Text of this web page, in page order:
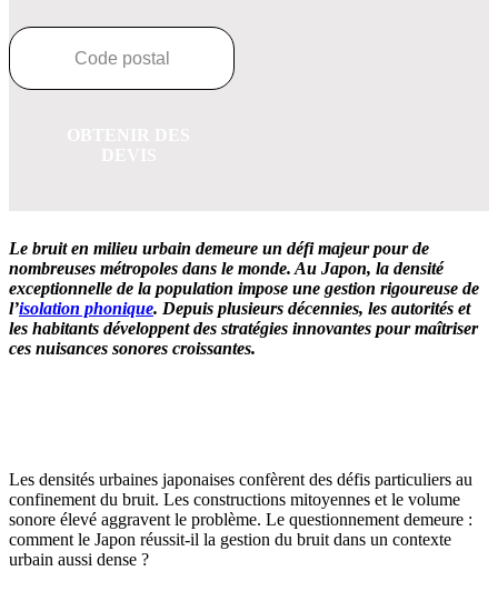
Le bruit en milieu urbain demeure un défi majeur pour de
nombreuses métropoles dans le monde. Au Japon, la densité
exceptionnelle de la population impose une gestion rigoureuse de
l’isolation phonique. Depuis plusieurs décennies, les autorités et
les habitants développent des stratégies innovantes pour maîtriser
ces nuisances sonores croissantes.
Les densités urbaines japonaises confèrent des défis particuliers au
confinement du bruit. Les constructions mitoyennes et le volume
sonore élevé aggravent le problème. Le questionnement demeure :
comment le Japon réussit-il la gestion du bruit dans un contexte
urbain aussi dense ?